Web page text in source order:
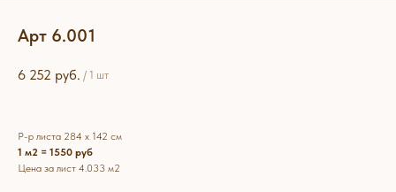
Арт 6.001
6 252 руб. / 1 шт
Р-р листа 284 х 142 см
1 м2 = 1550 руб
Цена за лист 4.033 м2